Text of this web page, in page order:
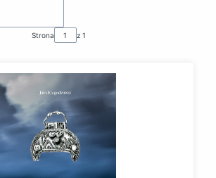
Strona z 1